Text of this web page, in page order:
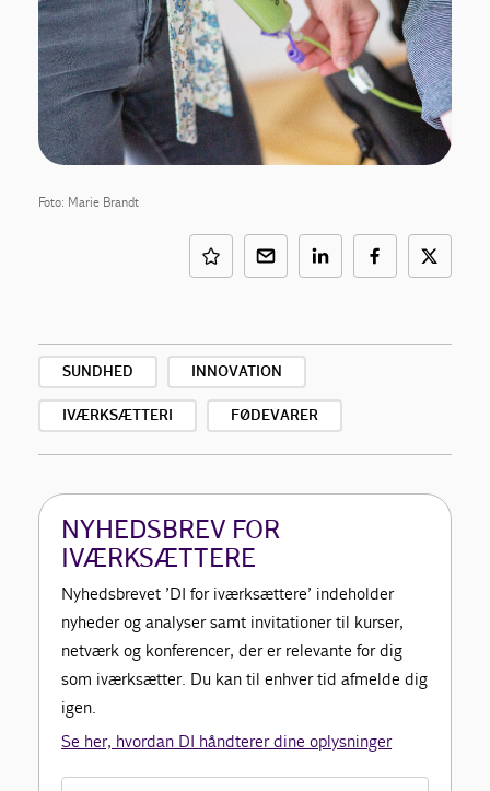
Foto: Marie Brandt
SUNDHED INNOVATION
IVÆRKSÆTTERI FØDEVARER
NYHEDSBREV FOR
IVÆRKSÆTTERE
Nyhedsbrevet ’DI for iværksættere’ indeholder
nyheder og analyser samt invitationer til kurser,
netværk og konferencer, der er relevante for dig
som iværksætter. Du kan til enhver tid afmelde dig
igen.
Se her, hvordan DI håndterer dine oplysninger